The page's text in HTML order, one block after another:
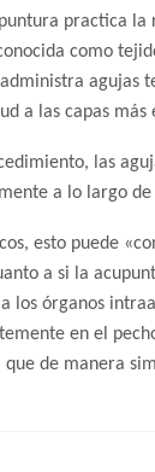
practica la
como
agujas
a las capas
las
a lo largo
esto puede
a si la
los órganos
en el
de manera